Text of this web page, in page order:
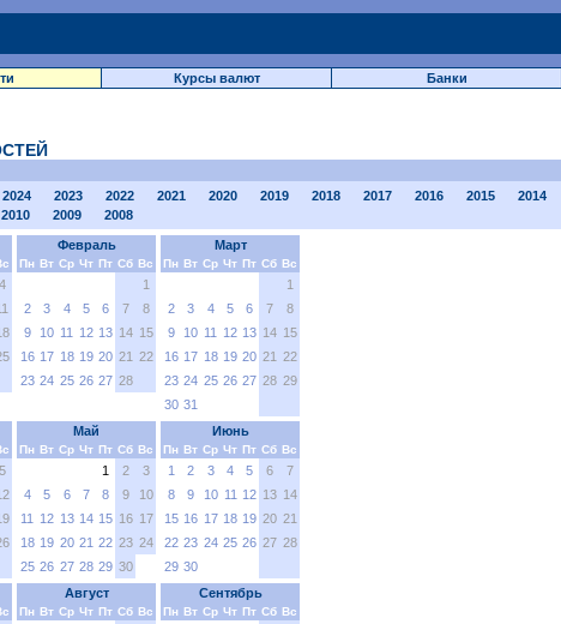
Курсы валют Банки
2024 2023 2022 2021 2020 2019 2018 2017 2016 2015 2014
2010 2009 2008
4
Февраль
Пн Вт Ср Чт Пт Сб Вс
1
2
3 4 5 6 7
8
9
10 11 12 13 14 15
16 17 18 19 20 21 22
23 24 25 26 27 28
Март
Пн Вт Ср Чт Пт Сб Вс
1
2
3 4 5 6 7
8
9
10 11 12 13 14 15
16 17 18 19 20 21 22
23 24 25 26 27 28 29
30 31
5
Май
Пн Вт Ср Чт Пт Сб Вс
1 2
3
4
5 6 7 8 9
10
11
12 13 14 15 16 17
18 19 20 21 22 23 24
25 26 27 28 29 30
Июнь
Пн Вт Ср Чт Пт Сб Вс
1 2 3 4 5 6
7
8
9 10 11 12 13 14
15 16 17 18 19 20 21
22 23 24 25 26 27 28
29 30
Август
Пн Вт Ср Чт Пт Сб Вс
Сентябрь
Пн Вт Ср Чт Пт Сб Вс